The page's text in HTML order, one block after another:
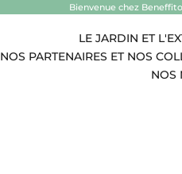
Bienvenue chez
LE JARDIN ET
NOS PARTENAIRES ET NOS
NOS